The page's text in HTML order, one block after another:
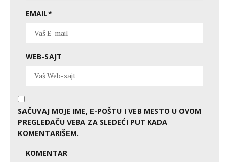
EMAIL*
WEB-SAJT
SAČUVAJ MOJE IME, E-POŠTU I VEB MESTO U OVOM
PREGLEDAČU VEBA ZA SLEDEĆI PUT KADA
KOMENTARIŠEM.
KOMENTAR